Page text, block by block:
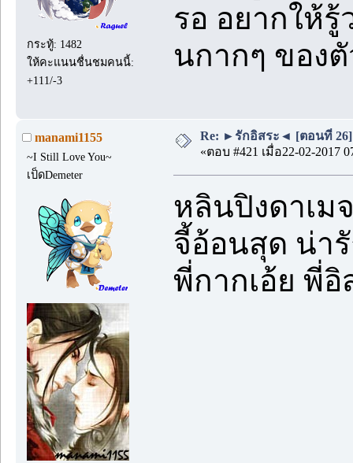
กระทู้: 1482
ให้คะแนนชื่นชมคนนี้:
+111/-3
รอ อยากให้
นกากๆ ของตั
manami1155
~I Still Love You~
เป็ดDemeter
Re: ►รักอิสระ◄ [ตอนที่ 26]
«ตอบ #421 เมื่อ22-02-2017
หลินปิงดาเม
จี้อ้อนสุด น่า
พี่กากเอ้ย พี่อิ